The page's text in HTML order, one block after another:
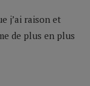
j’ai raison et
de plus en plus